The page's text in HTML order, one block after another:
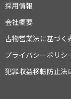
採用情報
会社概要
古物営業法に基づく
プライバシーポリシ
犯罪収益移転防止法